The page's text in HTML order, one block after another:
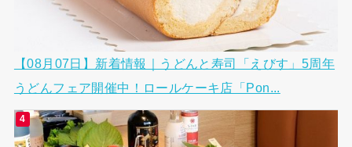
【08月07日】新着情報｜うどんと寿司「えびす」5周年
うどんフェア開催中！ロールケーキ店「Pon...